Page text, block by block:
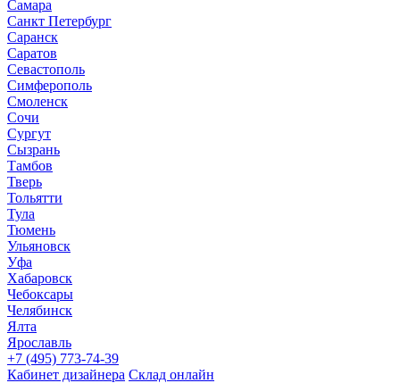
Самара
Санкт Петербург
Саранск
Саратов
Севастополь
Симферополь
Смоленск
Сочи
Сургут
Сызрань
Тамбов
Тверь
Тольятти
Тула
Тюмень
Ульяновск
Уфа
Хабаровск
Чебоксары
Челябинск
Ялта
Ярославль
+7 (495) 773-74-39
Кабинет дизайнера Склад онлайн